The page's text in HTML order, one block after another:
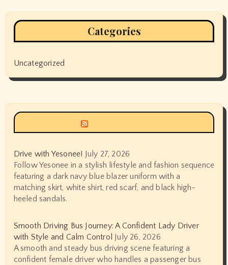
Categories
Uncategorized
Drive with Yesonee! July 27, 2026
Follow Yesonee in a stylish lifestyle and fashion sequence
featuring a dark navy blue blazer uniform with a
matching skirt, white shirt, red scarf, and black high-
heeled sandals.
Smooth Driving Bus Journey: A Confident Lady Driver
with Style and Calm Control July 26, 2026
A smooth and steady bus driving scene featuring a
confident female driver who handles a passenger bus